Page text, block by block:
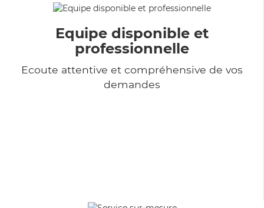
Equipe disponible et
professionnelle
Ecoute attentive et compréhensive de vos
demandes